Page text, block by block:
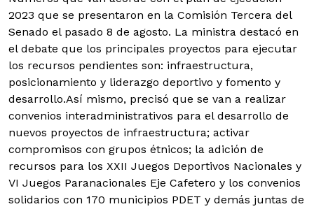
2023 que se presentaron en la Comisión Tercera del
Senado el pasado 8 de agosto. La ministra destacó en
el debate que los principales proyectos para ejecutar
los recursos pendientes son: infraestructura,
posicionamiento y liderazgo deportivo y fomento y
desarrollo.Así mismo, precisó que se van a realizar
convenios interadministrativos para el desarrollo de
nuevos proyectos de infraestructura; activar
compromisos con grupos étnicos; la adición de
recursos para los XXII Juegos Deportivos Nacionales y
VI Juegos Paranacionales Eje Cafetero y los convenios
solidarios con 170 municipios PDET y demás juntas de